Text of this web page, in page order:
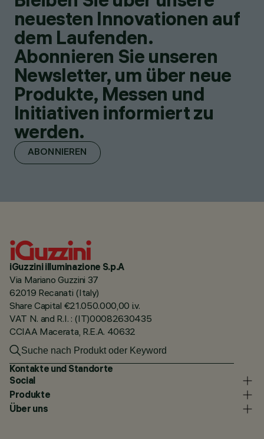
neuesten Innovationen auf
dem Laufenden.
Abonnieren Sie unseren
Newsletter, um über neue
Produkte, Messen und
Initiativen informiert zu
werden.
ABONNIEREN
iGuzzini illuminazione S.p.A
Via Mariano Guzzini 37
62019 Recanati (Italy)
Share Capital €21.050.000,00 i.v.
VAT N. and R.I. : (IT)00082630435
CCIAA Macerata, R.E.A. 40632
Kontakte und Standorte
Social
Produkte
Über uns